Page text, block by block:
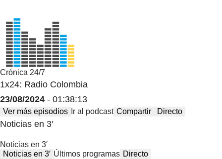
Crónica 24/7
1x24: Radio Colombia
23/08/2024 - 01:38:13
Ver más episodios Ir al podcast Compartir Directo
Noticias en 3′
Noticias en 3′
Noticias en 3′ Últimos programas Directo